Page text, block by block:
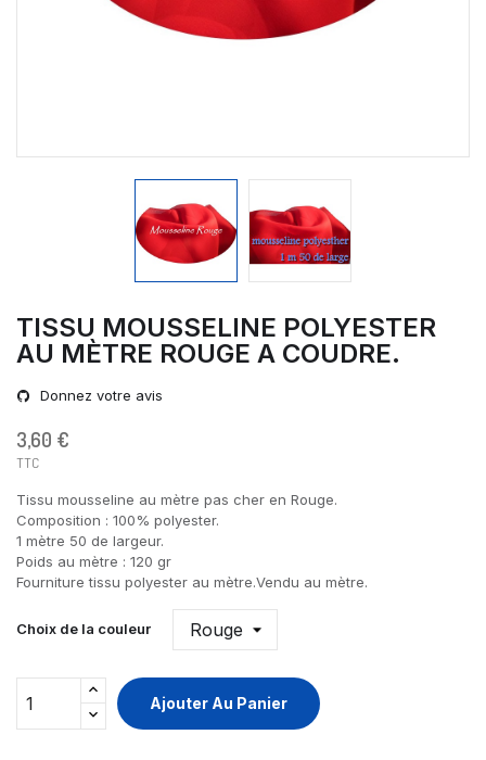
TISSU MOUSSELINE POLYESTER
AU MÈTRE ROUGE A COUDRE.
Donnez votre avis
3,60 €
TTC
Tissu mousseline au mètre pas cher en Rouge.
Composition : 100% polyester.
1 mètre 50 de largeur.
Poids au mètre : 120 gr
Fourniture tissu polyester au mètre.Vendu au mètre.
Choix de la couleur
Ajouter Au Panier